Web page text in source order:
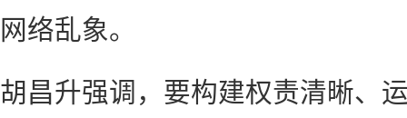
网络乱象。
胡昌升强调，要构建权责清晰、